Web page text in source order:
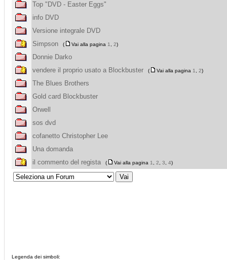
Top "DVD - Easter Eggs"
info DVD
Versione integrale DVD
Simpson
( Vai alla pagina 1 2)
Donnie Darko
vendere il proprio usato a Blockbuster
( Vai alla pagina 1 2)
The Blues Brothers
Gold card Blockbuster
Orwell
sos dvd
cofanetto Christopher Lee
Una domanda
il commento del regista
( Vai alla pagina 1 2 3 4)
Legenda dei simboli: